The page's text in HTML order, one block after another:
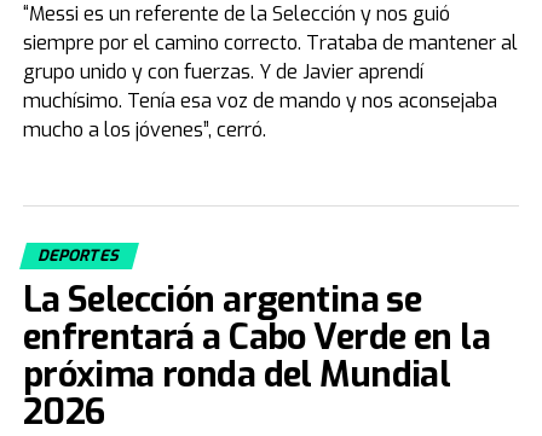
“Messi es un referente de la Selección y nos guió
siempre por el camino correcto. Trataba de mantener al
grupo unido y con fuerzas. Y de Javier aprendí
muchísimo. Tenía esa voz de mando y nos aconsejaba
mucho a los jóvenes”, cerró.
DEPORTES
La Selección argentina se
enfrentará a Cabo Verde en la
próxima ronda del Mundial
2026